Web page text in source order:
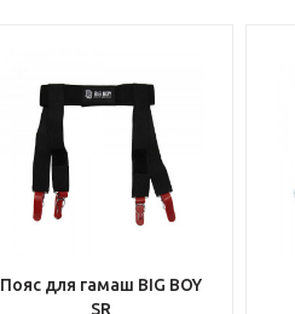
Пояс для гамаш BIG BOY
SR